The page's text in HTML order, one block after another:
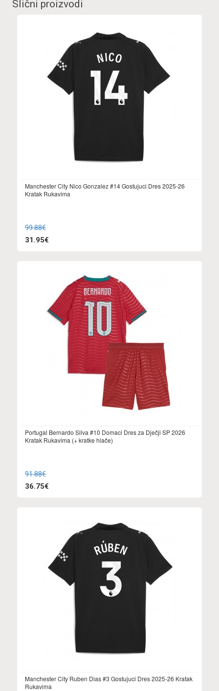
Slični proizvodi
Manchester City Nico Gonzalez #14 Gostujuci Dres 2025-26
Kratak Rukavima
99.88€
31.95€
Portugal Bernardo Silva #10 Domaci Dres za Dječji SP 2026
Kratak Rukavima (+ kratke hlače)
91.88€
36.75€
Manchester City Ruben Dias #3 Gostujuci Dres 2025-26 Kratak
Rukavima